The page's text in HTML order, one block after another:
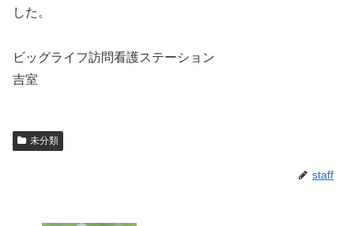
した。
ビッグライフ訪問看護ステーション
吉室
未分類
staff